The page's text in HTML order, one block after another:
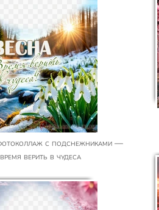
время верить в чудеса